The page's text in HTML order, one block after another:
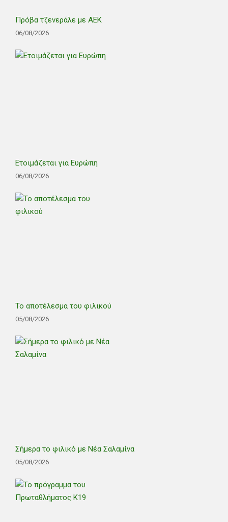
Πρόβα τζενεράλε με ΑΕΚ
06/08/2026
Ετοιμάζεται για Ευρώπη
06/08/2026
Το αποτέλεσμα του φιλικού
05/08/2026
Σήμερα το φιλικό με Νέα Σαλαμίνα
05/08/2026